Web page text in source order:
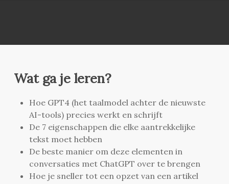
Wat ga je leren?
Hoe GPT4 (het taalmodel achter de nieuwste
AI-tools) precies werkt en schrijft
De 7 eigenschappen die elke aantrekkelijke
tekst moet hebben
De beste manier om deze elementen in
conversaties met ChatGPT over te brengen
Hoe je sneller tot een opzet van een artikel